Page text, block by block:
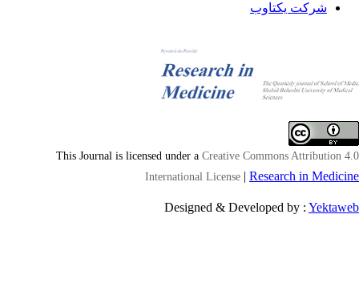
شرکت یکتاوب
This Journal is licensed under aCreative Commons Attribution
International License|Research in
Designed & Developed by :